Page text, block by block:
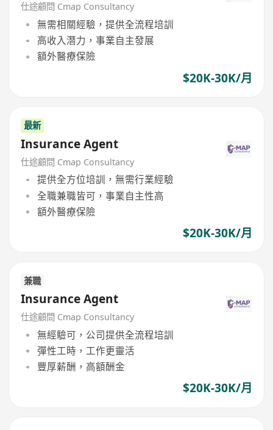
仕途顧問 Cmap Consultancy
無需相關經驗，提供全流程培訓
高收入潛力，事業自主發展
額外醫療保險
$20K-30K/月
最新
Insurance Agent
仕途顧問 Cmap Consultancy
提供全方位培訓，無需行業經驗
全職兼職皆可，事業自主性高
額外醫療保險
$20K-30K/月
兼職
Insurance Agent
仕途顧問 Cmap Consultancy
無經驗可，公司提供全流程培訓
彈性工時，工作更靈活
豐厚薪酬，高額酬金
$20K-30K/月